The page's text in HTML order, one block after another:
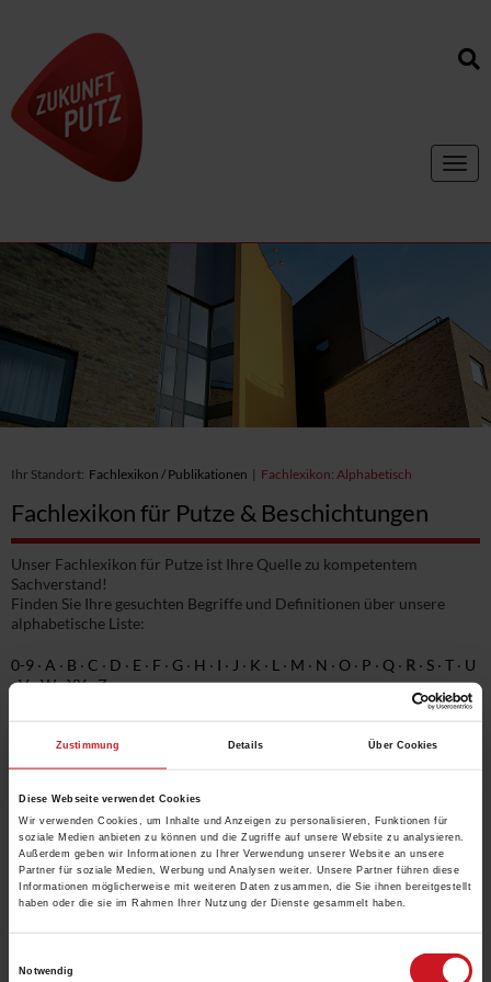
Zustimmung Details Über Cookies
Diese Webseite verwendet Cookies
Wir verwenden Cookies, um Inhalte und Anzeigen zu personalisieren, Funktionen für
soziale Medien anbieten zu können und die Zugriffe auf unsere Website zu analysieren.
Außerdem geben wir Informationen zu Ihrer Verwendung unserer Website an unsere
Partner für soziale Medien, Werbung und Analysen weiter. Unsere Partner führen diese
Informationen möglicherweise mit weiteren Daten zusammen, die Sie ihnen bereitgestellt
haben oder die sie im Rahmen Ihrer Nutzung der Dienste gesammelt haben.
Notwendig
Ihr Standort: Fachlexikon / Publikationen | Fachlexikon: Alphabetisch
Fachlexikon für Putze & Beschichtungen
Unser Fachlexikon für Putze ist Ihre Quelle zu kompetentem
Sachverstand!
Finden Sie Ihre gesuchten Begriffe und Definitionen über unsere
alphabetische Liste:
0-9 · A · B · C · D · E · F · G · H · I · J · K · L · M · N · O · P · Q · R · S · T · U
·V·W·XY·Z
Einträge unter R:
RAL
Randwinkel
Rauheit/-tiefe
REA-Gips
Reaktives Lösungsmittel, Reaktivverdünner